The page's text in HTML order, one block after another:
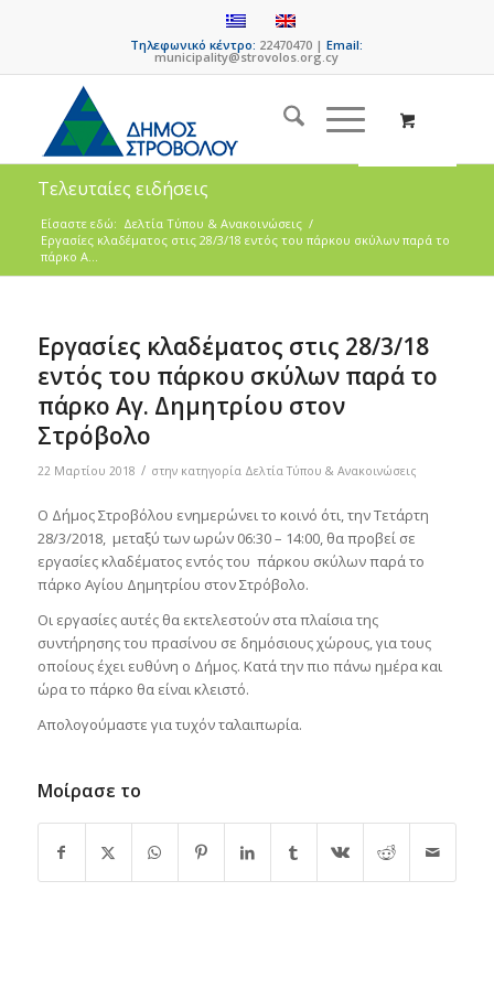
Τηλεφωνικό κέντρο: 22470470 |Email:
municipality@strovolos.org.cy
Τελευταίες ειδήσεις
Είσαστε εδώ: Δελτία Τύπου & Ανακοινώσεις /
Εργασίες κλαδέματος στις 28/3/18 εντός του πάρκου σκύλων παρά το
πάρκο Α...
Εργασίες κλαδέματος στις 28/3/18
εντός του πάρκου σκύλων παρά το
πάρκο Αγ. Δημητρίου στον
Στρόβολο
22 Μαρτίου 2018 / στην κατηγορία Δελτία Τύπου & Ανακοινώσεις
Ο Δήμος Στροβόλου ενημερώνει το κοινό ότι, την Τετάρτη
28/3/2018, μεταξύ των ωρών 06:30 – 14:00, θα προβεί σε
εργασίες κλαδέματος εντός του πάρκου σκύλων παρά το
πάρκο Αγίου Δημητρίου στον Στρόβολο.
Οι εργασίες αυτές θα εκτελεστούν στα πλαίσια της
συντήρησης του πρασίνου σε δημόσιους χώρους, για τους
οποίους έχει ευθύνη ο Δήμος. Κατά την πιο πάνω ημέρα και
ώρα το πάρκο θα είναι κλειστό.
Απολογούμαστε για τυχόν ταλαιπωρία.
Μοίρασε το